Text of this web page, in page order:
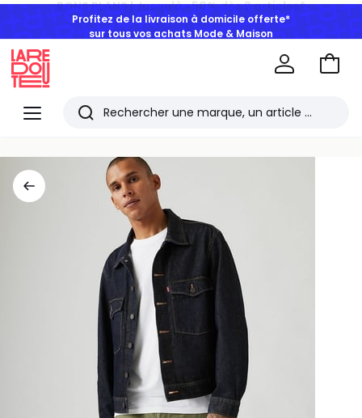
Profitez de la livraison à domicile offerte*
sur tous vos achats Mode & Maison
Menu
Redoute
Rechercher
derniers
articles
consultés
Aller